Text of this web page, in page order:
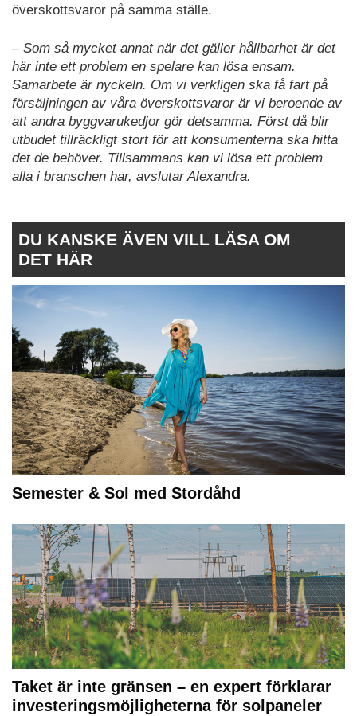
överskottsvaror på samma ställe.
– Som så mycket annat när det gäller hållbarhet är det
här inte ett problem en spelare kan lösa ensam.
Samarbete är nyckeln. Om vi verkligen ska få fart på
försäljningen av våra överskottsvaror är vi beroende av
att andra byggvarukedjor gör detsamma. Först då blir
utbudet tillräckligt stort för att konsumenterna ska hitta
det de behöver. Tillsammans kan vi lösa ett problem
alla i branschen har, avslutar Alexandra.
DU KANSKE ÄVEN VILL LÄSA OM
DET HÄR
Semester & Sol med Stordåhd
Taket är inte gränsen – en expert förklarar
investeringsmöjligheterna för solpaneler